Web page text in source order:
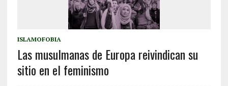
ISLAMOFOBIA
Las musulmanas de Europa reivindican su
sitio en el feminismo